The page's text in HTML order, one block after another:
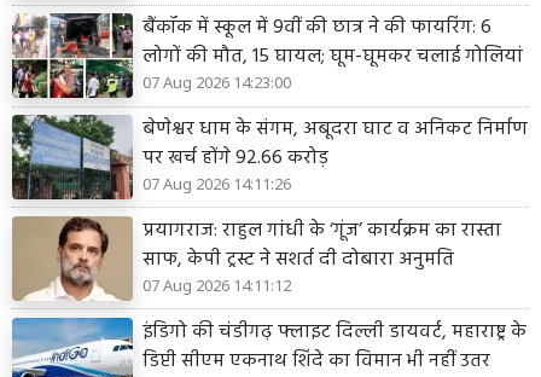
बैंकॉक में स्कूल में 9वीं की छात्र ने की फायरिंग: 6
लोगों की मौत, 15 घायल; घूम-घूमकर चलाई गोलियां
07 Aug 2026 14:23:00
बेणेश्वर धाम के संगम, अबूदरा घाट व अनिकट निर्माण
पर खर्च होंगे 92.66 करोड़
07 Aug 2026 14:11:26
प्रयागराज: राहुल गांधी के ‘गूंज’ कार्यक्रम का रास्ता
साफ, केपी ट्रस्ट ने सशर्त दी दोबारा अनुमति
07 Aug 2026 14:11:12
इंडिगो की चंडीगढ़ फ्लाइट दिल्ली डायवर्ट, महाराष्ट्र के
डिप्टी सीएम एकनाथ शिंदे का विमान भी नहीं उतर